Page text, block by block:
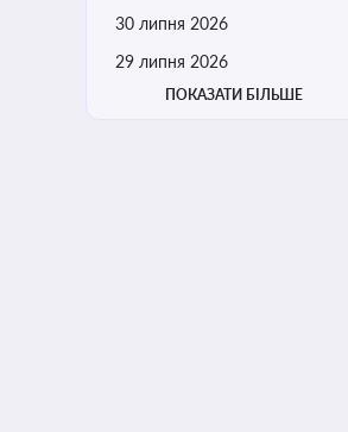
30 липня 2026
29 липня 2026
ПОКАЗАТИ БІЛЬШЕ